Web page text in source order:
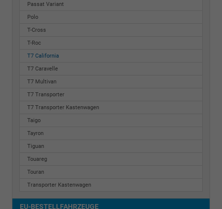
Passat Variant
Polo
T-Cross
T-Roc
T7 California
T7 Caravelle
T7 Multivan
T7 Transporter
T7 Transporter Kastenwagen
Taigo
Tayron
Tiguan
Touareg
Touran
Transporter Kastenwagen
EU-BESTELLFAHRZEUGE